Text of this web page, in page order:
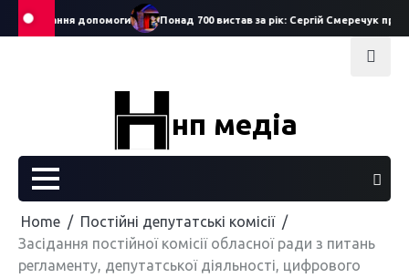
Skip
допомоги Понад 700 вистав за рік: Сергій Смеречук про
нп медіа
Home
Постійні депутатські комісії
Засідання постійної комісії обласної ради з питань
регламенту, депутатської діяльності, цифрового